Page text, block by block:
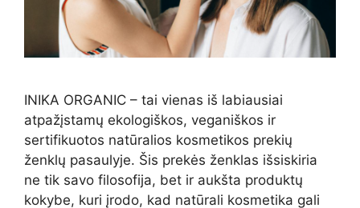
INIKA ORGANIC – tai vienas iš labiausiai
atpažįstamų ekologiškos, veganiškos ir
sertifikuotos natūralios kosmetikos prekių
ženklų pasaulyje. Šis prekės ženklas išsiskiria
ne tik savo filosofija, bet ir aukšta produktų
kokybe, kuri įrodo, kad natūrali kosmetika gali